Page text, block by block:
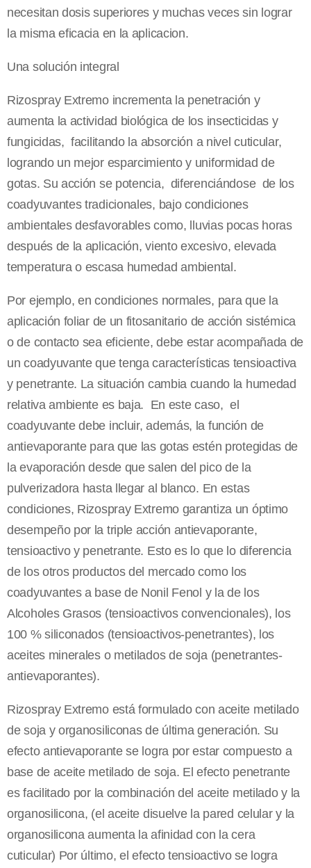
necesitan dosis superiores y muchas veces sin lograr
la misma eficacia en la aplicacion.
Una solución integral
Rizospray Extremo incrementa la penetración y
aumenta la actividad biológica de los insecticidas y
fungicidas, facilitando la absorción a nivel cuticular,
logrando un mejor esparcimiento y uniformidad de
gotas. Su acción se potencia, diferenciándose de los
coadyuvantes tradicionales, bajo condiciones
ambientales desfavorables como, lluvias pocas horas
después de la aplicación, viento excesivo, elevada
temperatura o escasa humedad ambiental.
Por ejemplo, en condiciones normales, para que la
aplicación foliar de un fitosanitario de acción sistémica
o de contacto sea eficiente, debe estar acompañada de
un coadyuvante que tenga características tensioactiva
y penetrante. La situación cambia cuando la humedad
relativa ambiente es baja. En este caso, el
coadyuvante debe incluir, además, la función de
antievaporante para que las gotas estén protegidas de
la evaporación desde que salen del pico de la
pulverizadora hasta llegar al blanco. En estas
condiciones, Rizospray Extremo garantiza un óptimo
desempeño por la triple acción antievaporante,
tensioactivo y penetrante. Esto es lo que lo diferencia
de los otros productos del mercado como los
coadyuvantes a base de Nonil Fenol y la de los
Alcoholes Grasos (tensioactivos convencionales), los
100 % siliconados (tensioactivos-penetrantes), los
aceites minerales o metilados de soja (penetrantes-
antievaporantes).
Rizospray Extremo está formulado con aceite metilado
de soja y organosiliconas de última generación. Su
efecto antievaporante se logra por estar compuesto a
base de aceite metilado de soja. El efecto penetrante
es facilitado por la combinación del aceite metilado y la
organosilicona, (el aceite disuelve la pared celular y la
organosilicona aumenta la afinidad con la cera
cuticular) Por último, el efecto tensioactivo se logra